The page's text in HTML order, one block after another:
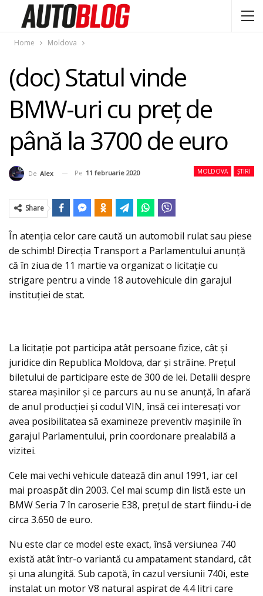
Home Moldova
(doc) Statul vinde
BMW-uri cu preț de
până la 3700 de euro
MOLDOVA ȘTIRI
De Alex Pe 11 februarie 2020
Share
În atenţia celor care caută un automobil rulat sau piese
de schimb! Direcția Transport a Parlamentului anunţă
că în ziua de 11 martie va organizat o licitație cu
strigare pentru a vinde 18 autovehicule din garajul
instituţiei de stat.
La licitație pot participa atât persoane fizice, cât și
juridice din Republica Moldova, dar și străine. Prețul
biletului de participare este de 300 de lei. Detalii despre
starea maşinilor şi ce parcurs au nu se anunţă, în afară
de anul producţiei şi codul VIN, însă cei interesați vor
avea posibilitatea să examineze preventiv mașinile în
garajul Parlamentului, prin coordonare prealabilă a
vizitei.
Cele mai vechi vehicule datează din anul 1991, iar cel
mai proaspăt din 2003. Cel mai scump din listă este un
BMW Seria 7 în caroserie E38, preţul de start fiindu-i de
circa 3.650 de euro.
Nu este clar ce model este exact, însă versiunea 740
există atât într-o variantă cu ampatament standard, cât
şi una alungită. Sub capotă, în cazul versiunii 740i, este
instalat un motor V8 natural aspirat de 4.4 litri care